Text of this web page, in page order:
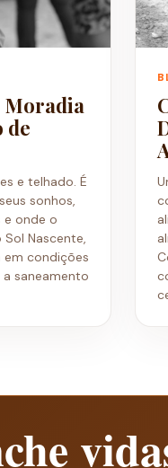
Moradia
de
e telhado. É
sonhos,
e onde o
Nascente,
em condições
saneamento